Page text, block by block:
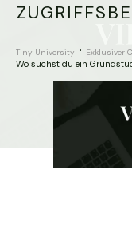
Tiny University Exklusiver
Wo suchst du ein